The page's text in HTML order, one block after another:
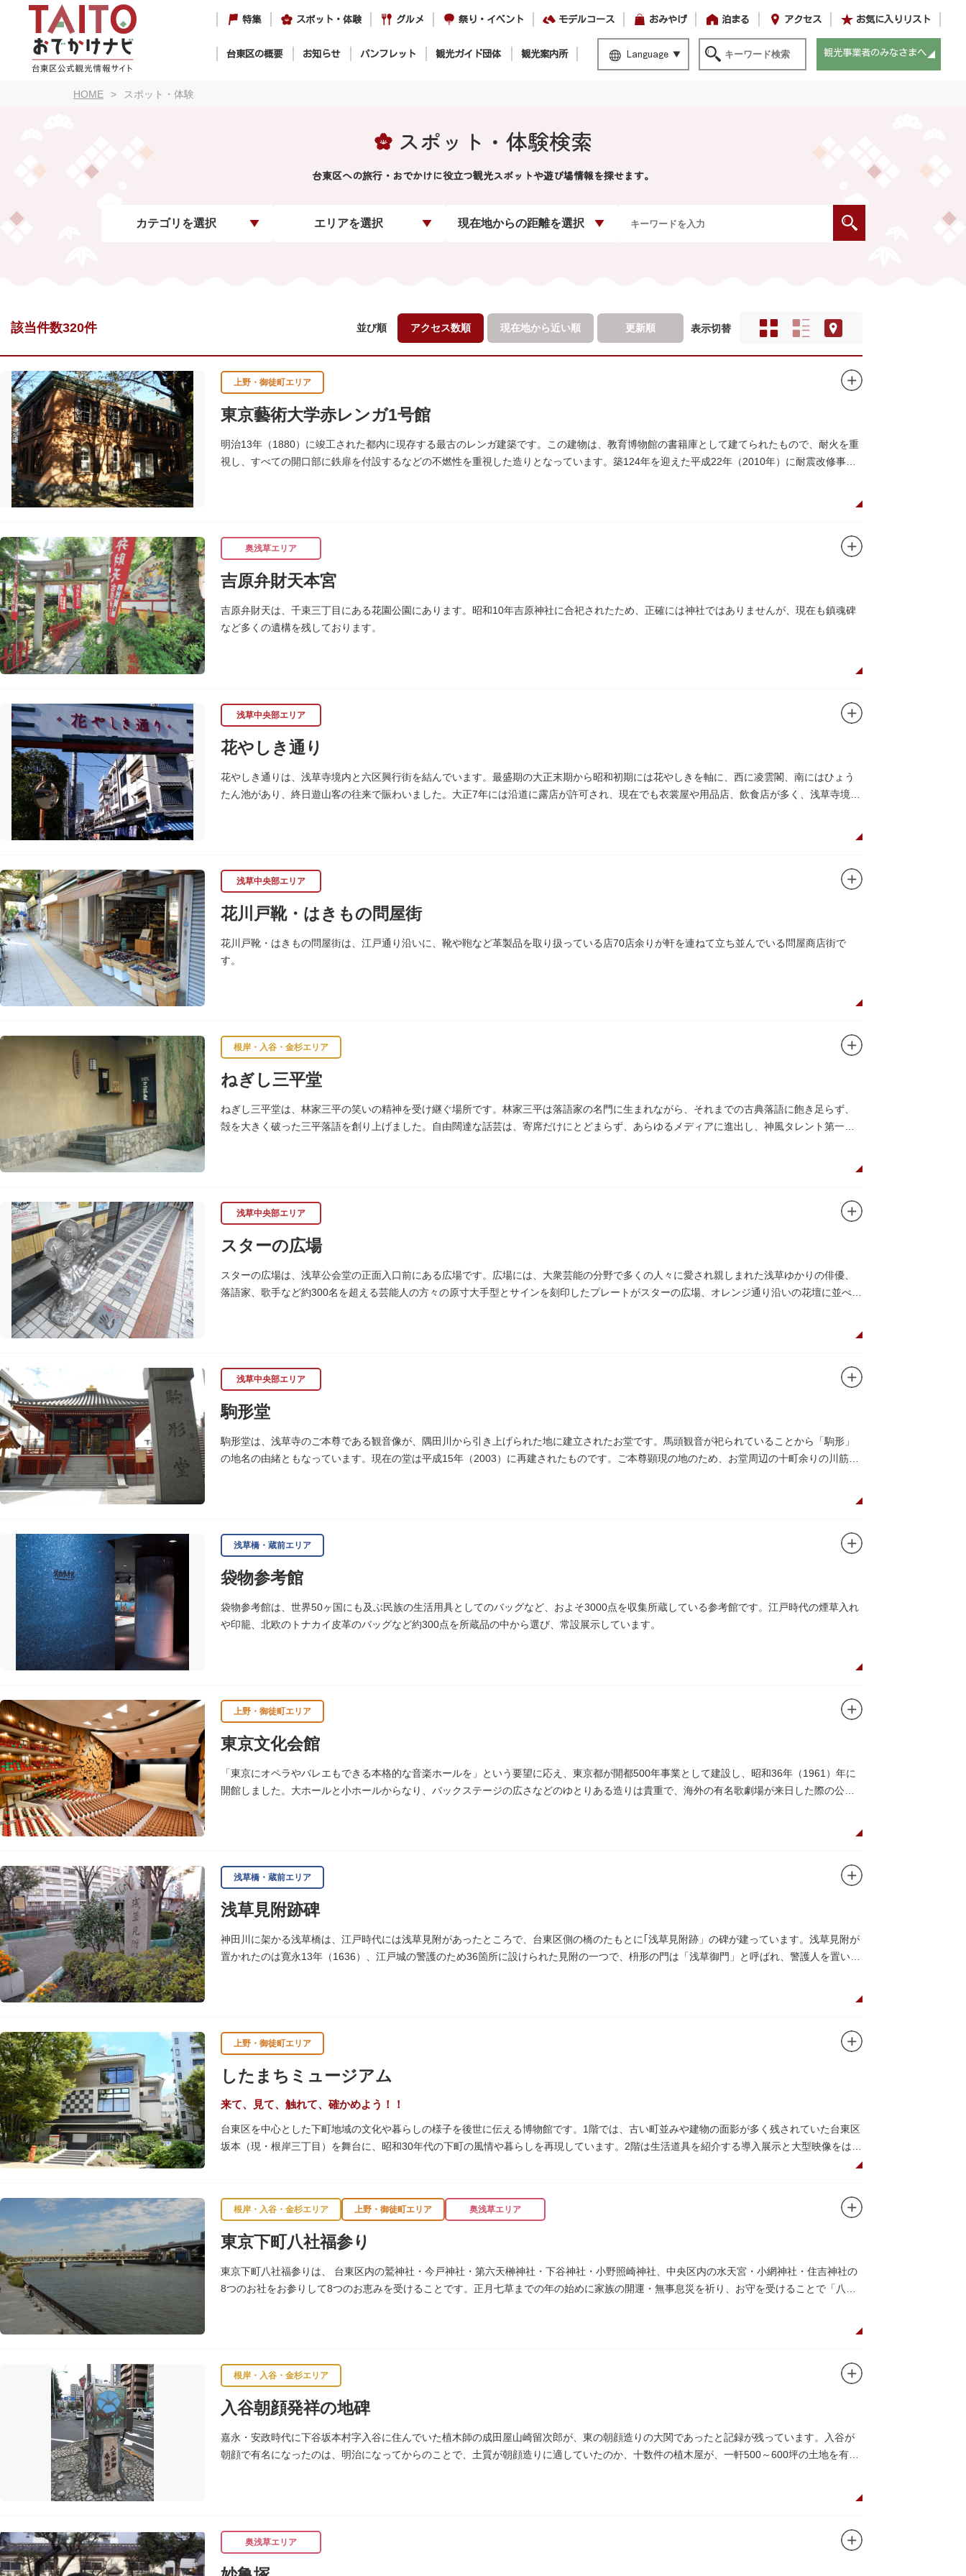
特集 スポット・体験 グルメ 祭り・イベント モデルコース おみやげ 泊まる アクセス お気に入りリスト
台東区の概要 お知らせ パンフレット 観光ガイド団体 観光案内所 Language 観光事業者のみなさまへ
HOME スポット・体験
スポット・体験検索
台東区への旅行・おでかけに役立つ観光スポットや遊び場情報を探せます。
カテゴリを選択 エリアを選択 現在地からの距離を選択
該当件数320件 並び順 アクセス数順 現在地から近い順 更新順 表示切替
上野・御徒町エリア
東京藝術大学赤レンガ1号館
明治13年（1880）に竣工された都内に現存する最古のレンガ建築です。この建物は、教育博物館の書籍庫として建てられたもので、耐火を重
視し、すべての開口部に鉄扉を付設するなどの不燃性を重視した造りとなっています。築124年を迎えた平成22年（2010年）に耐震改修事業
奥浅草エリア
吉原弁財天本宮
吉原弁財天は、千束三丁目にある花園公園にあります。昭和10年吉原神社に合祀されたため、正確には神社ではありませんが、現在も鎮魂碑
など多くの遺構を残しております。
浅草中央部エリア
花やしき通り
花やしき通りは、浅草寺境内と六区興行街を結んでいます。最盛期の大正末期から昭和初期には花やしきを軸に、西に凌雲閣、南にはひょう
たん池があり、終日遊山客の往来で賑わいました。大正7年には沿道に露店が許可され、現在でも衣裳屋や用品店、飲食店が多く、浅草寺境内
浅草中央部エリア
花川戸靴・はきもの問屋街
花川戸靴・はきもの問屋街は、江戸通り沿いに、靴や鞄など革製品を取り扱っている店70店余りが軒を連ねて立ち並んでいる問屋商店街で
す。
根岸・入谷・金杉エリア
ねぎし三平堂
ねぎし三平堂は、林家三平の笑いの精神を受け継ぐ場所です。林家三平は落語家の名門に生まれながら、それまでの古典落語に飽き足らず、
殻を大きく破った三平落語を創り上げました。自由闊達な話芸は、寄席だけにとどまらず、あらゆるメディアに進出し、神風タレント第一
浅草中央部エリア
スターの広場
スターの広場は、浅草公会堂の正面入口前にある広場です。広場には、大衆芸能の分野で多くの人々に愛され親しまれた浅草ゆかりの俳優、
落語家、歌手など約300名を超える芸能人の方々の原寸大手型とサインを刻印したプレートがスターの広場、オレンジ通り沿いの花壇に並べら
浅草中央部エリア
駒形堂
駒形堂は、浅草寺のご本尊である観音像が、隅田川から引き上げられた地に建立されたお堂です。馬頭観音が祀られていることから「駒形」
の地名の由緒ともなっています。現在の堂は平成15年（2003）に再建されたものです。ご本尊顕現の地のため、お堂周辺の十町余りの川筋は
浅草橋・蔵前エリア
袋物参考館
袋物参考館は、世界50ヶ国にも及ぶ民族の生活用具としてのバッグなど、およそ3000点を収集所蔵している参考館です。江戸時代の煙草入れ
や印籠、北欧のトナカイ皮革のバッグなど約300点を所蔵品の中から選び、常設展示しています。
上野・御徒町エリア
東京文化会館
「東京にオペラやバレエもできる本格的な音楽ホールを」という要望に応え、東京都が開都500年事業として建設し、昭和36年（1961）年に
開館しました。大ホールと小ホールからなり、バックステージの広さなどのゆとりある造りは貴重で、海外の有名歌劇場が来日した際の公演
浅草橋・蔵前エリア
浅草見附跡碑
神田川に架かる浅草橋は、江戸時代には浅草見附があったところで、台東区側の橋のたもとに｢浅草見附跡」の碑が建っています。浅草見附が
置かれたのは寛永13年（1636）、江戸城の警護のため36箇所に設けられた見附の一つで、枡形の門は「浅草御門」と呼ばれ、警護人を置いて
上野・御徒町エリア
したまちミュージアム
来て、見て、触れて、確かめよう！！
台東区を中心とした下町地域の文化や暮らしの様子を後世に伝える博物館です。1階では、古い町並みや建物の面影が多く残されていた台東区
坂本（現・根岸三丁目）を舞台に、昭和30年代の下町の風情や暮らしを再現しています。2階は生活道具を紹介する導入展示と大型映像をはじ
め、下町地域の歴史や出来事をたどることのできる資料を展示しています。また3階には企画展示室と、道具や玩具を体験し、調べることがで
根岸・入谷・金杉エリア 上野・御徒町エリア 奥浅草エリア
東京下町八社福参り
東京下町八社福参りは、 台東区内の鷲神社・今戸神社・第六天榊神社・下谷神社・小野照崎神社、中央区内の水天宮・小網神社・住吉神社の
8つのお社をお参りして8つのお恵みを受けることです。正月七草までの年の始めに家族の開運・無事息災を祈り、お守を受けることで「八方
根岸・入谷・金杉エリア
入谷朝顔発祥の地碑
嘉永・安政時代に下谷坂本村字入谷に住んでいた植木師の成田屋山崎留次郎が、東の朝顔造りの大関であったと記録が残っています。入谷が
朝顔で有名になったのは、明治になってからのことで、土質が朝顔造りに適していたのか、十数件の植木屋が、一軒500～600坪の土地を有
奥浅草エリア